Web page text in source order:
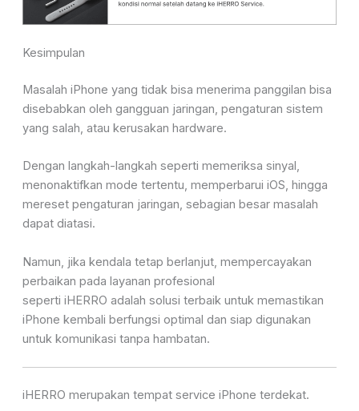
Kesimpulan
Masalah iPhone yang tidak bisa menerima panggilan bisa
disebabkan oleh gangguan jaringan, pengaturan sistem
yang salah, atau kerusakan hardware.
Dengan langkah-langkah seperti memeriksa sinyal,
menonaktifkan mode tertentu, memperbarui iOS, hingga
mereset pengaturan jaringan, sebagian besar masalah
dapat diatasi.
Namun, jika kendala tetap berlanjut, mempercayakan
perbaikan pada layanan profesional
seperti iHERRO adalah solusi terbaik untuk memastikan
iPhone kembali berfungsi optimal dan siap digunakan
untuk komunikasi tanpa hambatan.
iHERRO merupakan tempat service iPhone terdekat.